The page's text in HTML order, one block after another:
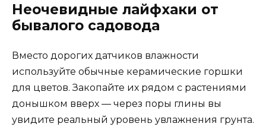
Неочевидные лайфхаки от
бывалого садовода
Вместо дорогих датчиков влажности
используйте обычные керамические горшки
для цветов. Закопайте их рядом с растениями
донышком вверх — через поры глины вы
увидите реальный уровень увлажнения грунта.